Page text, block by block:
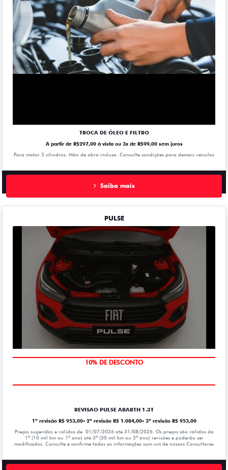
TROCA DE ÓLEO E FILTRO
A partir de R$297,00 à vista ou 3x de R$99,00 sem juros
Para motor 3 cilindros. Mão de obra inclusa. Consulte condições para demais veiculos
Saiba mais
PULSE
10% DE DESCONTO
MÃO DE OBRA
REVISAO PULSE ABARTH 1.3T
1ª revisão R$ 953,00- 2ª revisão R$ 1.084,00- 3ª revisão R$ 953,00
Preços sugeridos e válidos de 01/07/2026 até 31/08/2026. Os preços são válidos da
1º (10 mil km ou 1ª ano) até 3º (30 mil km ou 3º ano) revisões e poderão ser
modificados. Consulte e confirme todas as informações com um de nossos Consultores